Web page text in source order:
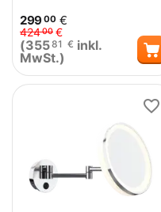
29900 €
42400 €
(35581 € inkl.
MwSt.)